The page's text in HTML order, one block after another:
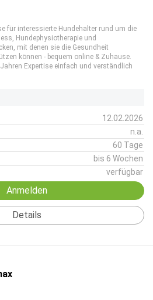
für interessierte Hundehalter rund um die
Hundephysiotherapie und
mit denen sie die Gesundheit
können - bequem online & Zuhause.
Expertise einfach und verständlich
12.02.2026
n.a.
60 Tage
bis 6 Wochen
verfügbar
Anmelden
Details